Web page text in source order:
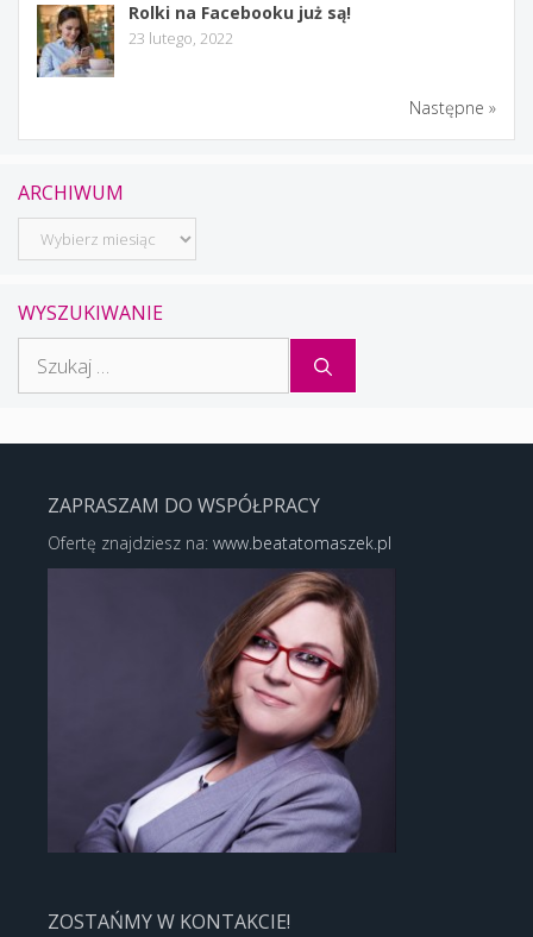
Rolki na Facebooku już są!
23 lutego, 2022
Następne »
ARCHIWUM
Archiwum
WYSZUKIWANIE
ZAPRASZAM DO WSPÓŁPRACY
Ofertę znajdziesz na: www.beatatomaszek.pl
ZOSTAŃMY W KONTAKCIE!